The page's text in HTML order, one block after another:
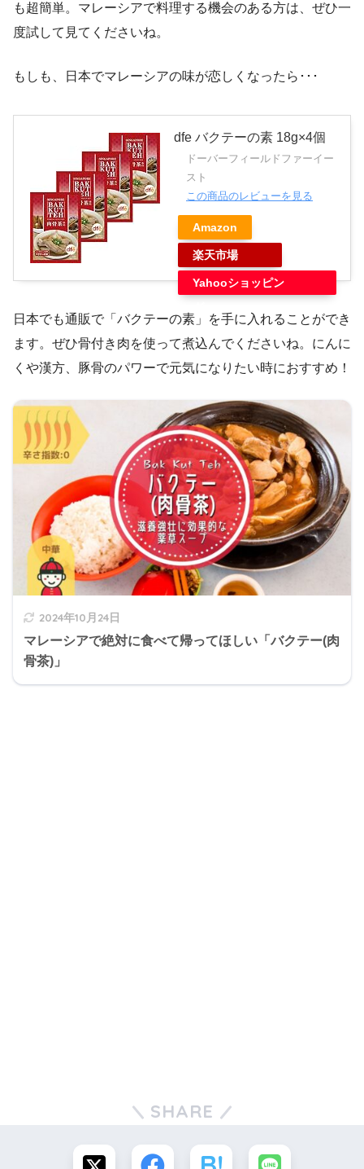
も超簡単。マレーシアで料理する機会のある方は、ぜひ一
度試して見てくださいね。
もしも、日本でマレーシアの味が恋しくなったら･･･
dfe バクテーの素 18g×4個
ドーバーフィールドファーイー
スト
この商品のレビューを見る
Amazon
楽天市場
Yahooショッピン
日本でも通販で「バクテーの素」を手に入れることができ
ます。ぜひ骨付き肉を使って煮込んでくださいね。にんに
くや漢方、豚骨のパワーで元気になりたい時におすすめ！
2024年10月24日
マレーシアで絶対に食べて帰ってほしい「バクテー(肉
骨茶)」
SHARE